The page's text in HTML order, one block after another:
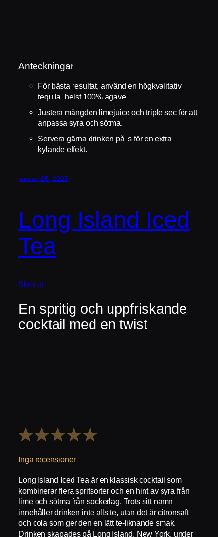
Anteckningar
För bästa resultat, använd en högkvalitativ
tequila, helst 100% agave.
Justera mängden limejuice och triple sec för att
anpassa syra och sötma.
Servera gärna drinken på is för en extra
kylande effekt.
januari 25, 2025
Long Island Iced
Tea
Skriv ut
En spritig och uppfriskande
cocktail med en twist
5
4
Stjärnor
3
Stjärnor
2
Stjärnor
1
Stjärna
Inga recensioner
Long Island Iced Tea är en klassisk cocktail som
kombinerar flera spritsorter och en hint av syra från
lime och sötma från sockerlag. Trots sitt namn
innehåller drinken inte alls te, utan det är citronsaft
och cola som ger den en lätt te-liknande smak.
Drinken skapades på Long Island, New York, under